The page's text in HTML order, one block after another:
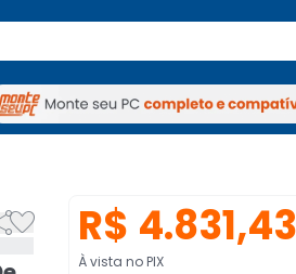
Periféricos TV Venda no
TV Venda no KaBuM!
 R$ 4.831,43
À vista no PIX